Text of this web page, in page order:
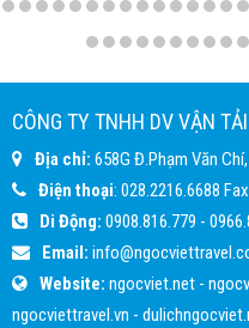
CÔNG TY TNHH DV VẬN
Địa chỉ: 658G Đ.Phạm Văn
Điện thoại: 028.2216.6688
Di Động: 0908.816.779 -
Email:
Website: ngocviet.net -
ngocviettravel.vn -